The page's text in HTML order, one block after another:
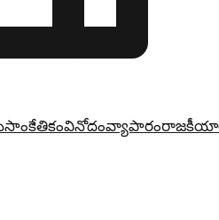
సాంకేతికంవినోదంవ్యాపారం